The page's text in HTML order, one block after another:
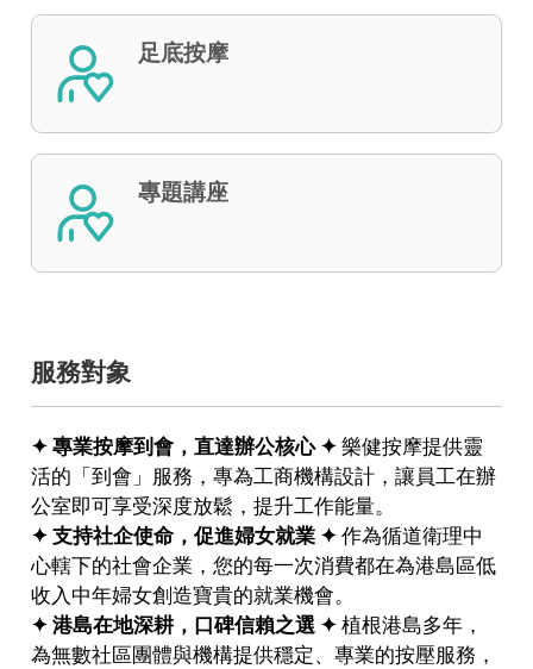
足底按摩
專題講座
服務對象
✦ 專業按摩到會，直達辦公核心 ✦樂健按摩提供靈
活的「到會」服務，專為工商機構設計，讓員工在辦
公室即可享受深度放鬆，提升工作能量。
✦ 支持社企使命，促進婦女就業 ✦作為循道衛理中
心轄下的社會企業，您的每一次消費都在為港島區低
收入中年婦女創造寶貴的就業機會。
✦ 港島在地深耕，口碑信賴之選 ✦植根港島多年，
為無數社區團體與機構提供穩定、專業的按壓服務，